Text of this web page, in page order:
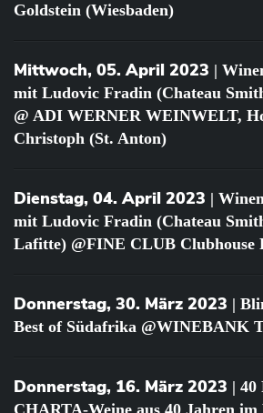
Goldstein (Wiesbaden)
Mittwoch, 05. April 2023 |
mit Ludovic Fradin (Chateau
@ ADI WERNER WEINWELT,
Christoph (St. Anton)
Dienstag, 04. April 2023 |
mit Ludovic Fradin (Chateau
Lafitte) @FINE CLUB Clubhouse
Donnerstag, 30. März 2023 |
Best of Südafrika @WINEBANK
Donnerstag, 16. März 2023 | 40